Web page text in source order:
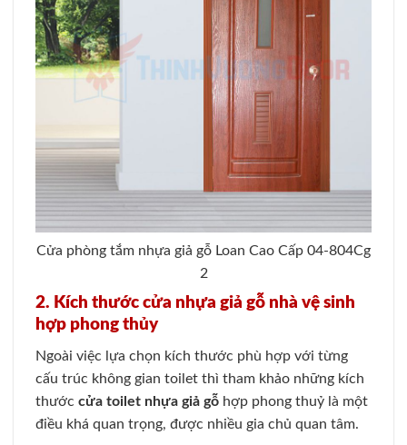
Cửa phòng tắm nhựa giả gỗ Loan Cao Cấp 04-804Cg
2
2. Kích thước cửa nhựa giả gỗ nhà vệ sinh
hợp phong thủy
Ngoài việc lựa chọn kích thước phù hợp với từng
cấu trúc không gian toilet thì tham khảo những kích
thước cửa toilet nhựa giả gỗ hợp phong thuỷ là một
điều khá quan trọng, được nhiều gia chủ quan tâm.